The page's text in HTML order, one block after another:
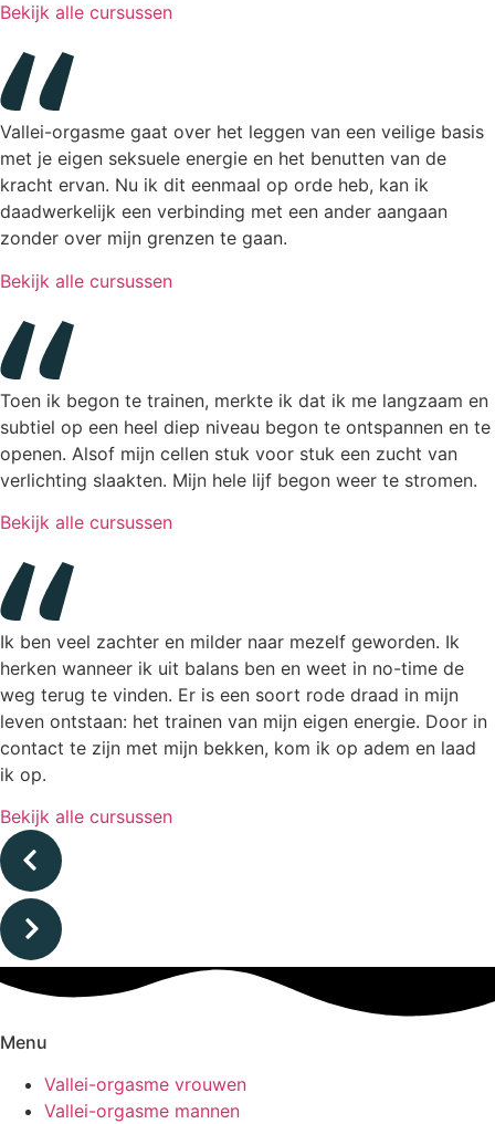
Bekijk alle cursussen
Vallei-orgasme gaat over het leggen van een veilige basis
met je eigen seksuele energie en het benutten van de
kracht ervan. Nu ik dit eenmaal op orde heb, kan ik
daadwerkelijk een verbinding met een ander aangaan
zonder over mijn grenzen te gaan.
Bekijk alle cursussen
Toen ik begon te trainen, merkte ik dat ik me langzaam en
subtiel op een heel diep niveau begon te ontspannen en te
openen. Alsof mijn cellen stuk voor stuk een zucht van
verlichting slaakten. Mijn hele lijf begon weer te stromen.
Bekijk alle cursussen
Ik ben veel zachter en milder naar mezelf geworden. Ik
herken wanneer ik uit balans ben en weet in no-time de
weg terug te vinden. Er is een soort rode draad in mijn
leven ontstaan: het trainen van mijn eigen energie. Door in
contact te zijn met mijn bekken, kom ik op adem en laad
ik op.
Bekijk alle cursussen
Menu
Vallei-orgasme vrouwen
Vallei-orgasme mannen